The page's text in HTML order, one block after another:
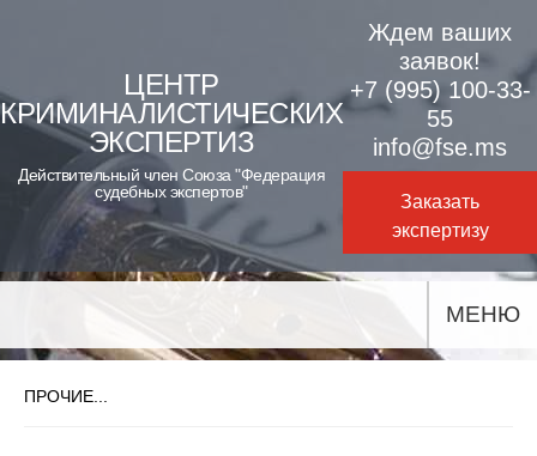
content
ЦЕНТР
КРИМИНАЛИСТИЧЕСКИХ
ЭКСПЕРТИЗ
Действительный член Союза "Федерация
судебных экспертов"
Ждем ваших
заявок!
+7 (995) 100-33-
55
info@fse.ms
Заказать
экспертизу
МЕНЮ
ПРОЧИЕ...